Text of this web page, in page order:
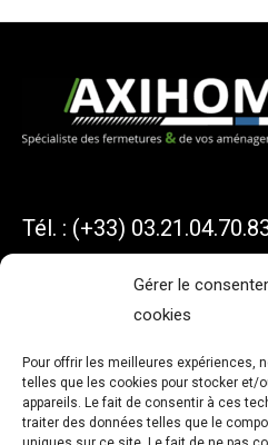
Gérer le
cookies
Pour offrir les meilleures expériences,
telles que les cookies pour stocker et/
appareils. Le fait de consentir à ces
traiter des données telles que le
Tél. : (+33)
1 Avenue du Président
62550 PERNES